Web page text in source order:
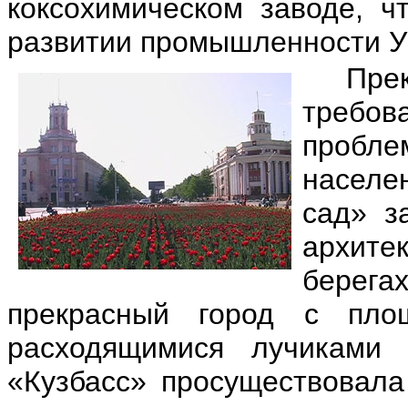
коксохимическом заводе,
развитии промышленности
сад»
прекрасный город с
расходящимися
«Кузбасс»